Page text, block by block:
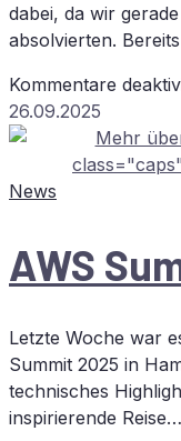
dabei, da wir
absolvierten.
Kommentare
26.09.2025
News
AWS
Letzte Woche war
Summit 2025 in
technisches
inspirierende Reise…